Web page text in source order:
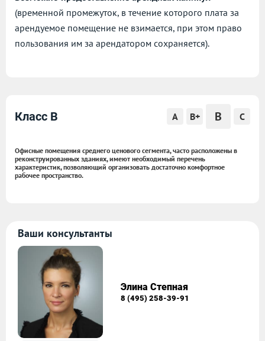
(временной промежуток, в течение которого плата за
арендуемое помещение не взимается, при этом право
пользования им за арендатором сохраняется).
Класс B A B+ B C
Офисные помещения среднего ценового сегмента, часто расположены в
реконструированных зданиях, имеют необходимый перечень
характеристик, позволяющий организовать достаточно комфортное
рабочее пространство.
Ваши консультанты
Элина Степная
8 (495) 258-39-91